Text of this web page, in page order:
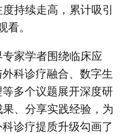
持续走高，累计吸引
看。
家学者围绕临床应
科诊疗融合、数字生
多个议题展开深度研
、分享实践经验，为
诊疗提质升级勾画了